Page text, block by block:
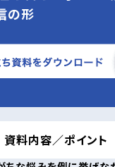
の形
資料内容／ポイント